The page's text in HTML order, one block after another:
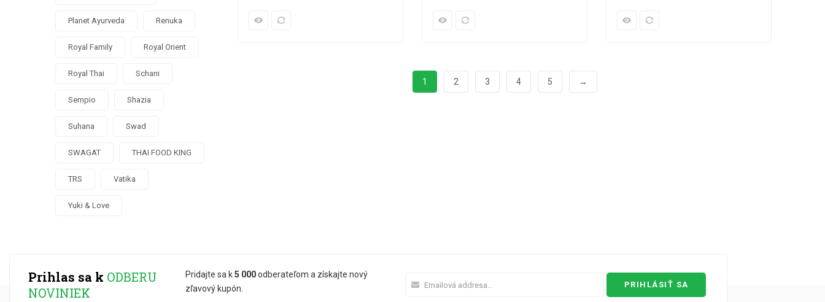
1 2 3 4 5 →
Planet Ayurveda Renuka
Royal Family Royal Orient
Royal Thai Schani
Sempio Shazia
Suhana Swad
SWAGAT THAI FOOD KING
TRS Vatika
Yuki & Love
Prihlas sa k ODBERU
NOVINIEK
Pridajte sa k5 000odberateľom a získajte nový
zľavový kupón.
PRIHLÁSIŤ SA